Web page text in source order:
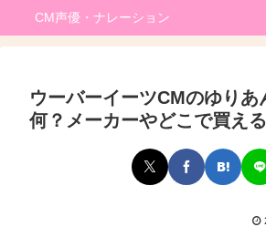
CM声優・ナレーション
ウーバーイーツCMのゆりあ
何？メーカーやどこで買える